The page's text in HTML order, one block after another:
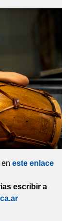
este enlace
escribir a